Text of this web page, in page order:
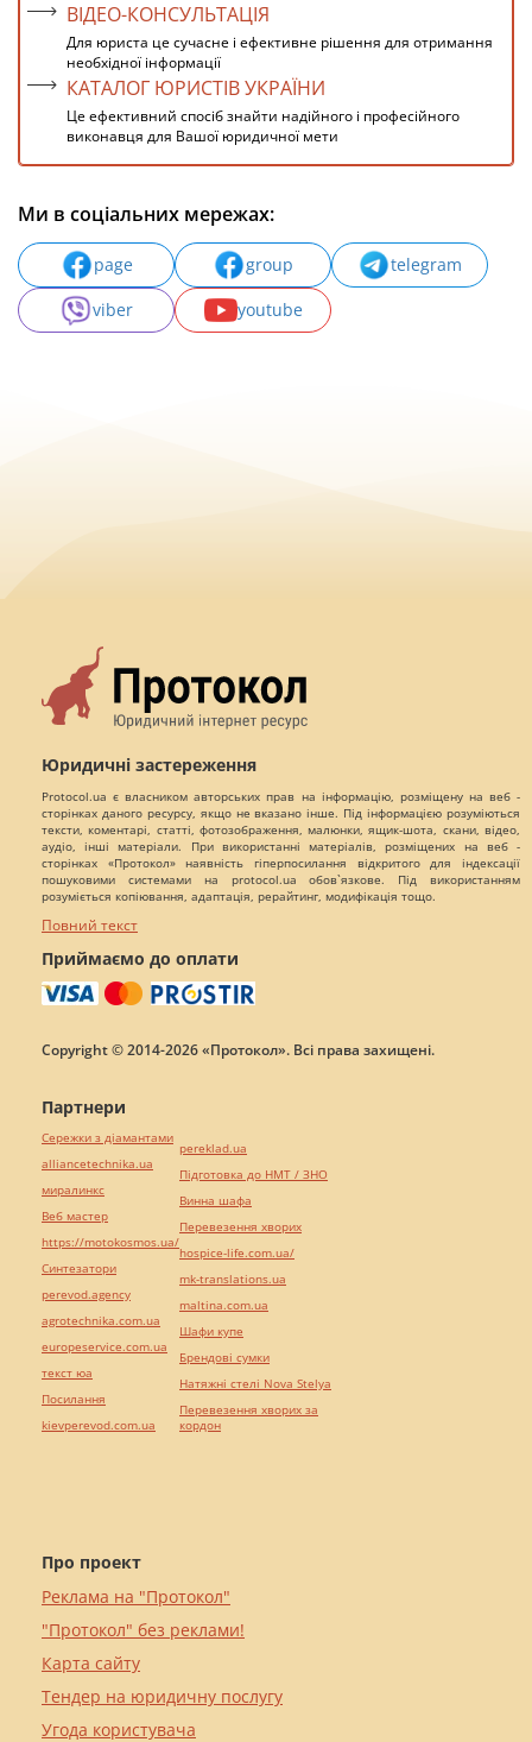
ВІДЕО-КОНСУЛЬТАЦІЯ
Для юриста це сучасне і ефективне рішення для отримання
необхідної інформації
КАТАЛОГ ЮРИСТІВ УКРАЇНИ
Це ефективний спосіб знайти надійного і професійного
виконавця для Вашої юридичної мети
Ми в соціальних мережах:
page group
telegram
viber
youtube
Юридичні застереження
Protocol.ua є власником авторських прав на інформацію, розміщену на веб -
сторінках даного ресурсу, якщо не вказано інше. Під інформацією розуміються
тексти, коментарі, статті, фотозображення, малюнки, ящик-шота, скани, відео,
аудіо, інші матеріали. При використанні матеріалів, розміщених на веб -
сторінках «Протокол» наявність гіперпосилання відкритого для індексації
пошуковими системами на protocol.ua обов`язкове. Під використанням
розуміється копіювання, адаптація, рерайтинг, модифікація тощо.
Повний текст
Приймаємо до оплати
Copyright © 2014-2026 «Протокол». Всі права захищені.
Про проект
Реклама на "Протокол"
"Протокол" без реклами!
Карта сайту
Тендер на юридичну послугу
Угода користувача
Партнери
Сережки з діамантами
alliancetechnika.ua
миралинкс
Веб мастер
https://motokosmos.ua/
Синтезатори
perevod.agency
agrotechnika.com.ua
europeservice.com.ua
текст юа
Посилання
kievperevod.com.ua
pereklad.ua
Підготовка до НМТ / ЗНО
Винна шафа
Перевезення хворих
hospice-life.com.ua/
mk-translations.ua
maltina.com.ua
Шафи купе
Брендові сумки
Натяжні стелі Nova Stelya
Перевезення хворих за
кордон